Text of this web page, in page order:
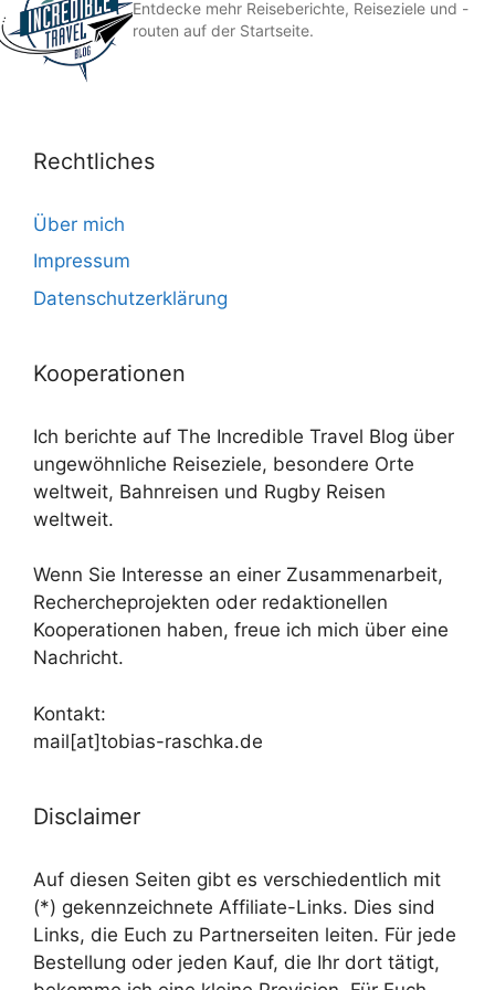
Entdecke mehr Reiseberichte, Reiseziele und -
routen auf der Startseite.
Rechtliches
Über mich
Impressum
Datenschutzerklärung
Kooperationen
Ich berichte auf The Incredible Travel Blog über
ungewöhnliche Reiseziele, besondere Orte
weltweit, Bahnreisen und Rugby Reisen
weltweit.
Wenn Sie Interesse an einer Zusammenarbeit,
Rechercheprojekten oder redaktionellen
Kooperationen haben, freue ich mich über eine
Nachricht.
Kontakt:
mail[at]tobias-raschka.de
Disclaimer
Auf diesen Seiten gibt es verschiedentlich mit
(*) gekennzeichnete Affiliate-Links. Dies sind
Links, die Euch zu Partnerseiten leiten. Für jede
Bestellung oder jeden Kauf, die Ihr dort tätigt,